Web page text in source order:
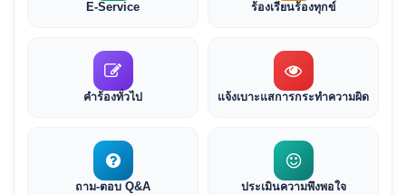
E-Service ร้องเรียนร้องทุกข์
คำร้องทั่วไป แจ้งเบาะแสการกระทำความผิด
ถาม-ตอบ Q&A ประเมินความพึงพอใจ